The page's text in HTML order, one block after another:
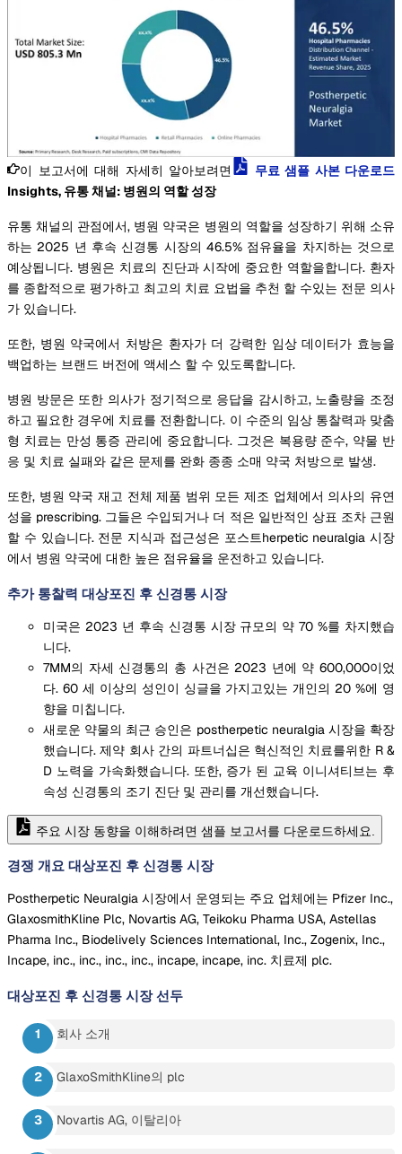
이 보고서에 대해 자세히 알아보려면
무료 샘플 사본 다운로드
Insights, 유통 채널: 병원의 역할 성장
유통 채널의 관점에서, 병원 약국은 병원의 역할을 성장하기 위해 소유
하는 2025 년 후속 신경통 시장의 46.5% 점유율을 차지하는 것으로
예상됩니다. 병원은 치료의 진단과 시작에 중요한 역할을합니다. 환자
를 종합적으로 평가하고 최고의 치료 요법을 추천 할 수있는 전문 의사
가 있습니다.
또한, 병원 약국에서 처방은 환자가 더 강력한 임상 데이터가 효능을
백업하는 브랜드 버전에 액세스 할 수 있도록합니다.
병원 방문은 또한 의사가 정기적으로 응답을 감시하고, 노출량을 조정
하고 필요한 경우에 치료를 전환합니다. 이 수준의 임상 통찰력과 맞춤
형 치료는 만성 통증 관리에 중요합니다. 그것은 복용량 준수, 약물 반
응 및 치료 실패와 같은 문제를 완화 종종 소매 약국 처방으로 발생.
또한, 병원 약국 재고 전체 제품 범위 모든 제조 업체에서 의사의 유연
성을 prescribing. 그들은 수입되거나 더 적은 일반적인 상표 조차 근원
할 수 있습니다. 전문 지식과 접근성은 포스트herpetic neuralgia 시장
에서 병원 약국에 대한 높은 점유율을 운전하고 있습니다.
추가 통찰력 대상포진 후 신경통 시장
미국은 2023 년 후속 신경통 시장 규모의 약 70 %를 차지했습
니다.
7MM의 자세 신경통의 총 사건은 2023 년에 약 600,000이었
다. 60 세 이상의 성인이 싱글을 가지고있는 개인의 20 %에 영
향을 미칩니다.
새로운 약물의 최근 승인은 postherpetic neuralgia 시장을 확장
했습니다. 제약 회사 간의 파트너십은 혁신적인 치료를위한 R &
D 노력을 가속화했습니다. 또한, 증가 된 교육 이니셔티브는 후
속성 신경통의 조기 진단 및 관리를 개선했습니다.
주요 시장 동향을 이해하려면 샘플 보고서를 다운로드하세요.
경쟁 개요 대상포진 후 신경통 시장
Postherpetic Neuralgia 시장에서 운영되는 주요 업체에는 Pfizer Inc.,
GlaxosmithKline Plc, Novartis AG, Teikoku Pharma USA, Astellas
Pharma Inc., Biodelively Sciences International, Inc., Zogenix, Inc.,
Incape, inc., inc., inc., inc., incape, incape, inc. 치료제 plc.
대상포진 후 신경통 시장 선두
회사 소개
GlaxoSmithKline의 plc
Novartis AG, 이탈리아